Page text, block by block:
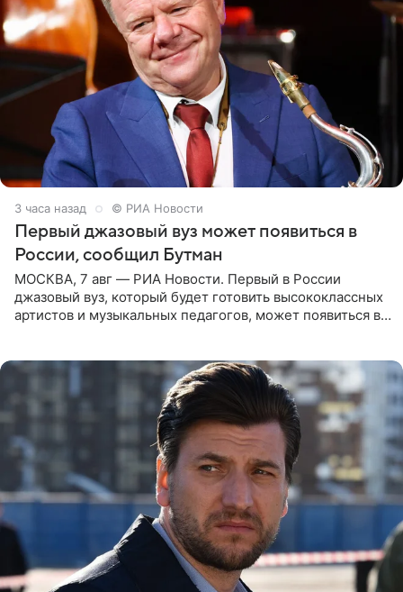
3 часа назад © РИА Новости
Первый джазовый вуз может появиться в
России, сообщил Бутман
МОСКВА, 7 авг — РИА Новости. Первый в России
джазовый вуз, который будет готовить высококлассных
артистов и музыкальных педагогов, может появиться в